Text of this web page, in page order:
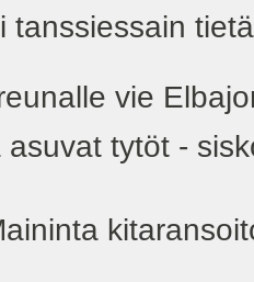
tanssiessain
vie
asuvat tytöt -